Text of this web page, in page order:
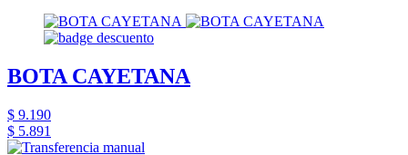
BOTA CAYETANA
$ 9.190
$ 5.891